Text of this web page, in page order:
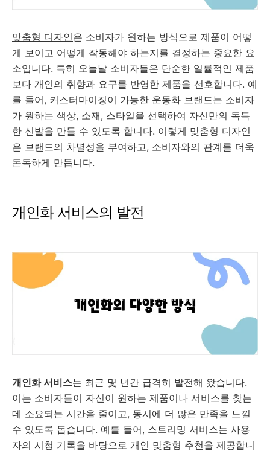
맞춤형 디자인은 소비자가 원하는 방식으로 제품이 어떻
게 보이고 어떻게 작동해야 하는지를 결정하는 중요한 요
소입니다. 특히 오늘날 소비자들은 단순한 일률적인 제품
보다 개인의 취향과 요구를 반영한 제품을 선호합니다. 예
를 들어, 커스터마이징이 가능한 운동화 브랜드는 소비자
가 원하는 색상, 소재, 스타일을 선택하여 자신만의 독특
한 신발을 만들 수 있도록 합니다. 이렇게 맞춤형 디자인
은 브랜드의 차별성을 부여하고, 소비자와의 관계를 더욱
돈독하게 만듭니다.
개인화 서비스의 발전
개인화 서비스는 최근 몇 년간 급격히 발전해 왔습니다.
이는 소비자들이 자신이 원하는 제품이나 서비스를 찾는
데 소요되는 시간을 줄이고, 동시에 더 많은 만족을 느낄
수 있도록 돕습니다. 예를 들어, 스트리밍 서비스는 사용
자의 시청 기록을 바탕으로 개인 맞춤형 추천을 제공합니